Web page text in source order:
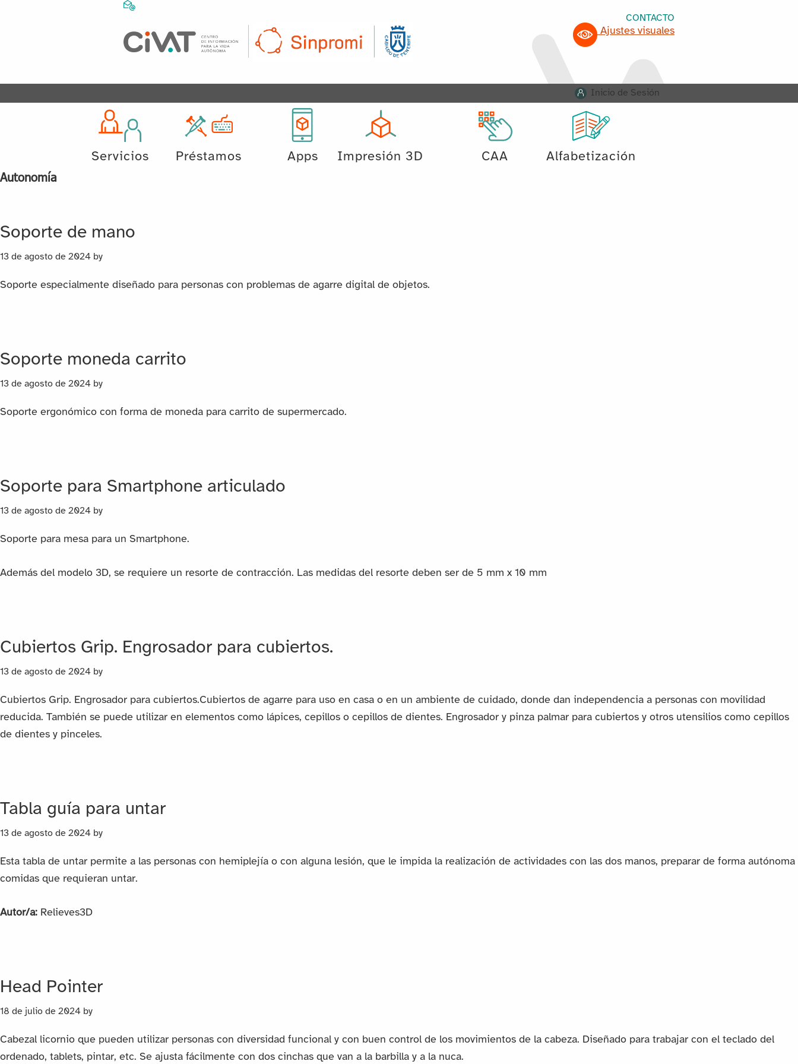
CONTACTO
Ajustes visuales
Inicio de Sesión
Servicios Préstamos Apps Impresión 3D CAA Alfabetización
Autonomía
Soporte de mano
13 de agosto de 2024 by
Soporte especialmente diseñado para personas con problemas de agarre digital de objetos.
Soporte moneda carrito
13 de agosto de 2024 by
Soporte ergonómico con forma de moneda para carrito de supermercado.
Soporte para Smartphone articulado
13 de agosto de 2024 by
Soporte para mesa para un Smartphone.
Además del modelo 3D, se requiere un resorte de contracción. Las medidas del resorte deben ser de 5 mm x 10 mm
Cubiertos Grip. Engrosador para cubiertos.
13 de agosto de 2024 by
Cubiertos Grip. Engrosador para cubiertos.Cubiertos de agarre para uso en casa o en un ambiente de cuidado, donde dan independencia a personas con movilidad
reducida. También se puede utilizar en elementos como lápices, cepillos o cepillos de dientes. Engrosador y pinza palmar para cubiertos y otros utensilios como cepillos
de dientes y pinceles.
Tabla guía para untar
13 de agosto de 2024 by
Esta tabla de untar permite a las personas con hemiplejía o con alguna lesión, que le impida la realización de actividades con las dos manos, preparar de forma autónoma
comidas que requieran untar.
Autor/a: Relieves3D
Head Pointer
18 de julio de 2024 by
Cabezal licornio que pueden utilizar personas con diversidad funcional y con buen control de los movimientos de la cabeza. Diseñado para trabajar con el teclado del
ordenado, tablets, pintar, etc. Se ajusta fácilmente con dos cinchas que van a la barbilla y a la nuca.